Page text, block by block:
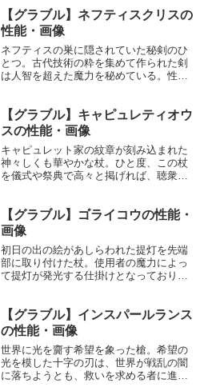
【グラブル】ネフティスクリスの
性能・画像
ネフティスの巣に隠されていた秘剣のひ
とつ。古代技術の粋を集めて作られた剣
は人智を超えた魔力を秘めている。性能
エム敵に風属性4.0倍ダメージ〔減衰値
1,685,...
【グラブル】キャピュレティオウ
スの性能・画像
キャピュレット家の紋章が刻み込まれた
神々しくも華やかな杖。ひと度、この杖
を儀式や祭典で高々と掲げれば、聴衆は
て愛を得るはずだ。性能属性武器種解放
段階光杖HP攻撃力MAXL...
【グラブル】ゴライコウの性能・
画像
初日の出の絵があしらわれた提灯を先端
部に取り付けた杖。使用者の魔力によっ
て提灯が発光する仕掛けとなっており、
れている。性能属性武器種解放段階土杖
HP攻撃力MAXLv30...
【グラブル】インスパールランス
の性能・画像
世界に光を齎す希望を象った槍。希望の
光を模した十字の刃は、世界が戦乱の闇
に落ちようとも、救いを求める者に進む